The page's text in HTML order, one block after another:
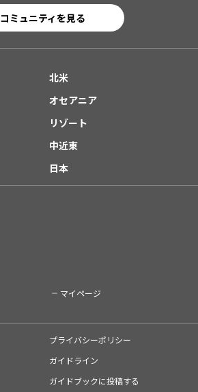
コミュニティを見る
北米
オセアニア
リゾート
中近東
日本
マイページ
プライバシーポリシー
ガイドライン
ガイドブックに投稿する